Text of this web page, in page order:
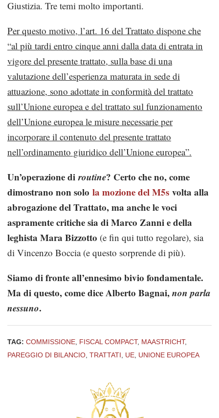
Giustizia. Tre temi molto importanti.
Per questo motivo, l’art. 16 del Trattato dispone che
“al più tardi entro cinque anni dalla data di entrata in
vigore del presente trattato, sulla base di una
valutazione dell’esperienza maturata in sede di
attuazione, sono adottate in conformità del trattato
sull’Unione europea e del trattato sul funzionamento
dell’Unione europea le misure necessarie per
incorporare il contenuto del presente trattato
nell’ordinamento giuridico dell’Unione europea”.
Un’operazione diroutine? Certo che no, come
dimostrano non solo la mozione del M5s volta alla
abrogazione del Trattato, ma anche le voci
aspramente critiche sia di Marco Zanni e della
leghista Mara Bizzotto (e fin qui tutto regolare), sia
di Vincenzo Boccia (e questo sorprende di più).
Siamo di fronte all’ennesimo bivio fondamentale.
Ma di questo, come dice Alberto Bagnai,non parla
nessuno.
TAG: COMMISSIONE FISCAL COMPACT, MAASTRICHT,
PAREGGIO DI BILANCIO TRATTATI UE UNIONE EUROPEA